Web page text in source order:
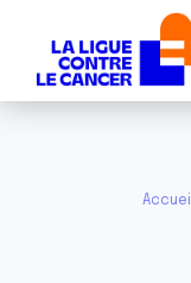
Accueil